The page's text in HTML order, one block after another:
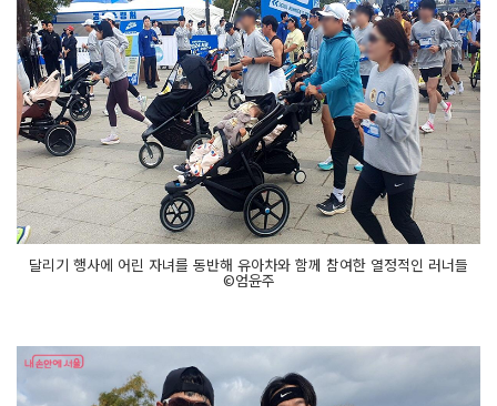
달리기 행사에 어린 자녀를 동반해 유아차와 함께 참여한 열정적인 러너들
©엄윤주